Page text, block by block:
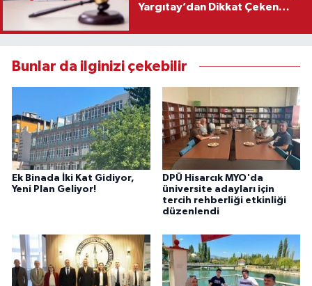
Yargıtay’dan Dikkat Çeken
Bunlar da ilginizi çekebilir
Ek Binada İki Kat Gidiyor,
Yeni Plan Geliyor!
DPÜ Hisarcık MYO'da
üniversite adayları için
tercih rehberliği etkinliği
düzenlendi